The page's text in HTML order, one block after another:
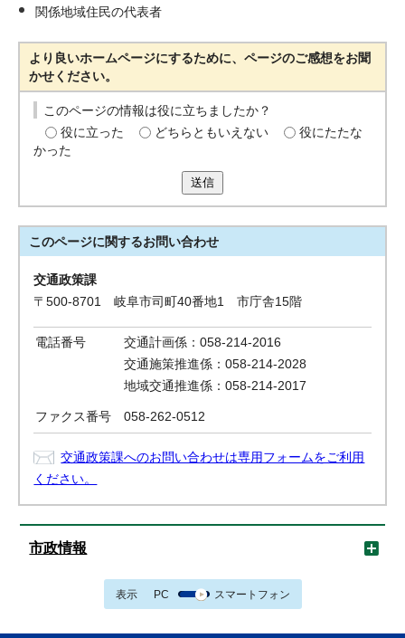
関係地域住民の代表者
より良いホームページにするために、ページのご感想をお聞
かせください。
このページの情報は役に立ちましたか？
役に立った
どちらともいえない
役にたたな
かった
送信
このページに関するお問い合わせ
交通政策課
〒500-8701 岐阜市司町40番地1 市庁舎15階
電話番号
交通計画係：058-214-2016
交通施策推進係：058-214-2028
地域交通推進係：058-214-2017
ファクス番号 058-262-0512
交通政策課へのお問い合わせは専用フォームをご利用
ください。
市政情報
表示 PC スマートフォン